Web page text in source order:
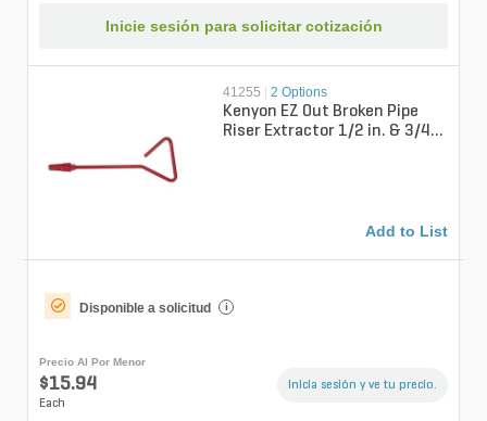
Inicie sesión para solicitar cotización
41255 2 Options
Kenyon EZ Out Broken Pipe
Riser Extractor 1/2 in. & 3/4
Add to List
Disponible a solicitud i
Precio Al Por Menor
$15.94
Each
Inicia sesión y ve tu precio.